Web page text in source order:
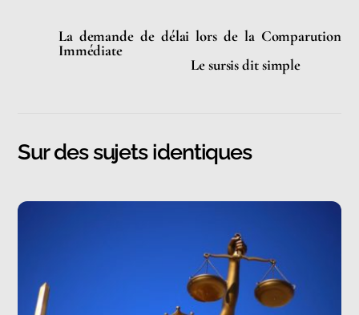
La demande de délai lors de la Comparution
Immédiate
Le sursis dit simple
Sur des sujets identiques